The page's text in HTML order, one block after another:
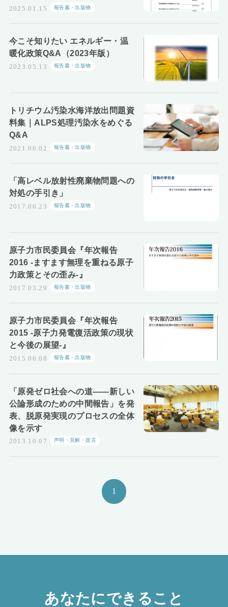
2025.01.15 報告書・出版物
今こそ知りたい エネルギー・温
暖化政策Q&A（2023年版）
2023.05.13 報告書・出版物
トリチウム汚染水海洋放出問題資
料集｜ALPS処理汚染水をめぐる
Q&A
2021.06.02 報告書・出版物
「高レベル放射性廃棄物問題への
対処の手引き」
2017.06.23 報告書・出版物
原子力市民委員会『年次報告
2016 -ますます無理を重ねる原子
力政策とその歪み-』
2017.03.29 報告書・出版物
原子力市民委員会『年次報告
2015 -原子力発電復活政策の現状
と今後の展望-』
2015.06.08 報告書・出版物
「原発ゼロ社会への道――新しい
公論形成のための中間報告」を発
表、脱原発実現のプロセスの全体
像を示す
2013.10.07 声明・見解・提言
1
あなたにできること